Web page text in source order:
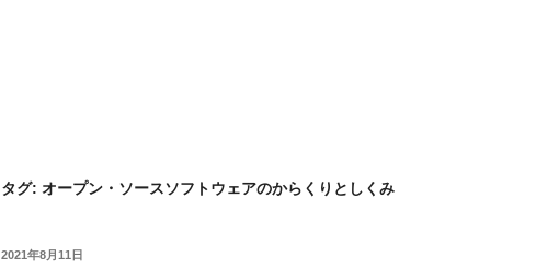
タグ: オープン・ソースソフトウェアのからくりとしくみ
投
2021年8月11日